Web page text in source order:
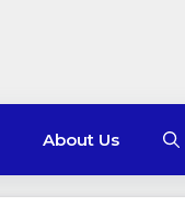
About Us